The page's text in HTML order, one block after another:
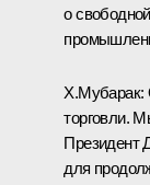
о
Х.Мубарак:
торговли.
Президент
для